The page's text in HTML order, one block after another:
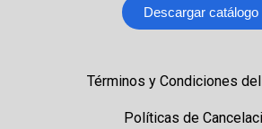
Descargar catálogo
Términos y Condiciones
Políticas de